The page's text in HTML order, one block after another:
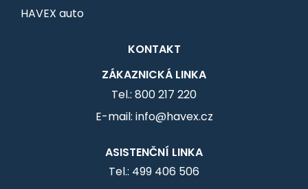
HAVEX auto
KONTAKT
ZÁKAZNICKÁ LINKA
Tel.: 800 217 220
E-mail: info@havex.cz
ASISTENČNÍ LINKA
Tel.: 499 406 506